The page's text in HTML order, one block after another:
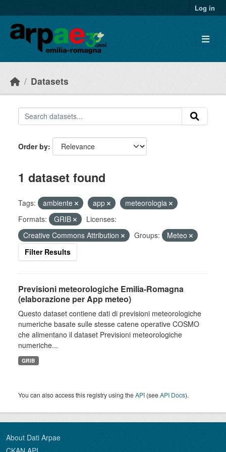
Log in
Datasets
Order by
1 dataset found
Tags: ambiente app
meteorologia
Formats:
GRIB
Licenses:
Creative Commons Attribution
Groups:
Meteo
Filter Results
Previsioni meteorologiche Emilia-Romagna
(elaborazione per App meteo)
Questo dataset contiene dati di previsioni meteorologiche
numeriche basate sulle stesse catene operative COSMO
che alimentano il dataset Previsioni meteorologiche
numeriche...
GRIB
You can also access this registry using theAPI (seeAPI Docs).
About Dati Arpae